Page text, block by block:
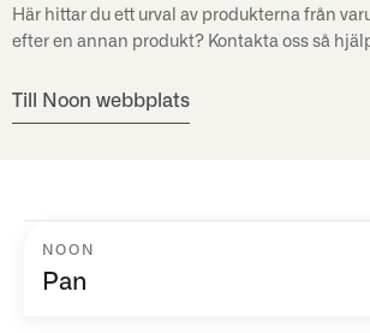
Här hittar du ett urval av produkterna från
efter en annan produkt? Kontakta oss så
Till Noon webbplats
NOON
Pan